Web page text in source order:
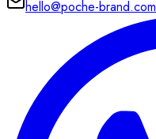
hello@poche-brand.com